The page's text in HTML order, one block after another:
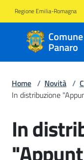
Regione Emilia-Romagna
Panaro
Comune
di San
Felice
Sul
Panaro
Amministrazione
Home / Novità /
In distribuzione
Salta al contenuto
In